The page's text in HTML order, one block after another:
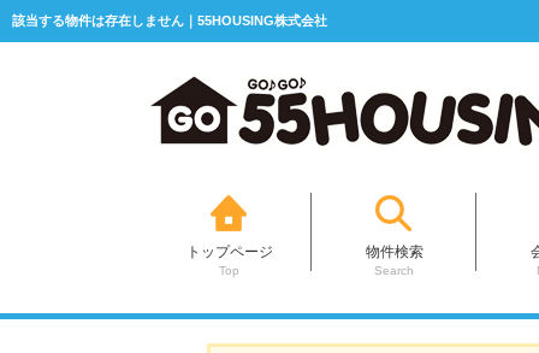
該当する物件は存在しません｜55HOUSING株式会社
トップページ
Top
物件検索
Search